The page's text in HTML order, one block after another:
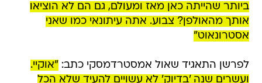
ביותר שהייתה כאן מאז ומעולם, גם הם לא הוציאו
אותך מהאולפן? צבוע. אתה עיתונאי כמו שאני
אסטרונאוט"
לפרשן התאגיד שאול אמסטרדמסקי כתב: "אוקיי.
ועשרים שנה 'בדיוק' לא עשויים להעיד שלא הכל